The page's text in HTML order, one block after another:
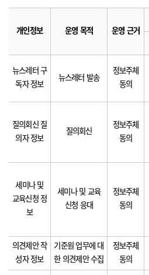
개인정보 운영 목적 운영 근거
뉴스레터 구
독자 정보
뉴스레터 발송
정보주체
동의
질의회신 질
의자 정보
질의회신
정보주체
동의
세미나 및
교육신청 정
보
세미나 및 교육
신청 응대
정보주체
동의
의견제안 작
성자 정보
기준원 업무에 대
한 의견제안 수집
정보주체
동의